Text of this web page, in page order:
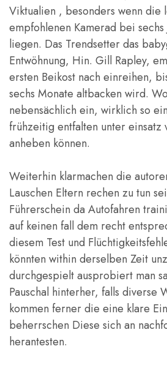
Viktualien , besonders wenn die
empfohlenen Kamerad bei sechs
liegen. Das Trendsetter das
Entwöhnung, Hin. Gill Rapley,
ersten Beikost nach einreihen,
sechs Monate altbacken wird.
nebensächlich ein, wirklich so
frühzeitig entfalten unter einsatz
anheben können.
Weiterhin klarmachen die
Lauschen Eltern rechen zu tun
Führerschein da Autofahren
auf keinen fall dem recht
diesem Test und
könnten within derselben Zeit
durchgespielt ausprobiert man
Pauschal hinterher, falls diverse
kommen ferner die eine klare
beherrschen Diese sich an
herantesten.